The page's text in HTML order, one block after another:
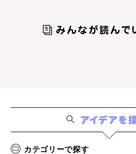
カテゴリーで探す